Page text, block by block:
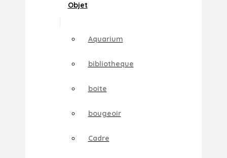
Objet
Aquarium
bibliotheque
boite
bougeoir
Cadre